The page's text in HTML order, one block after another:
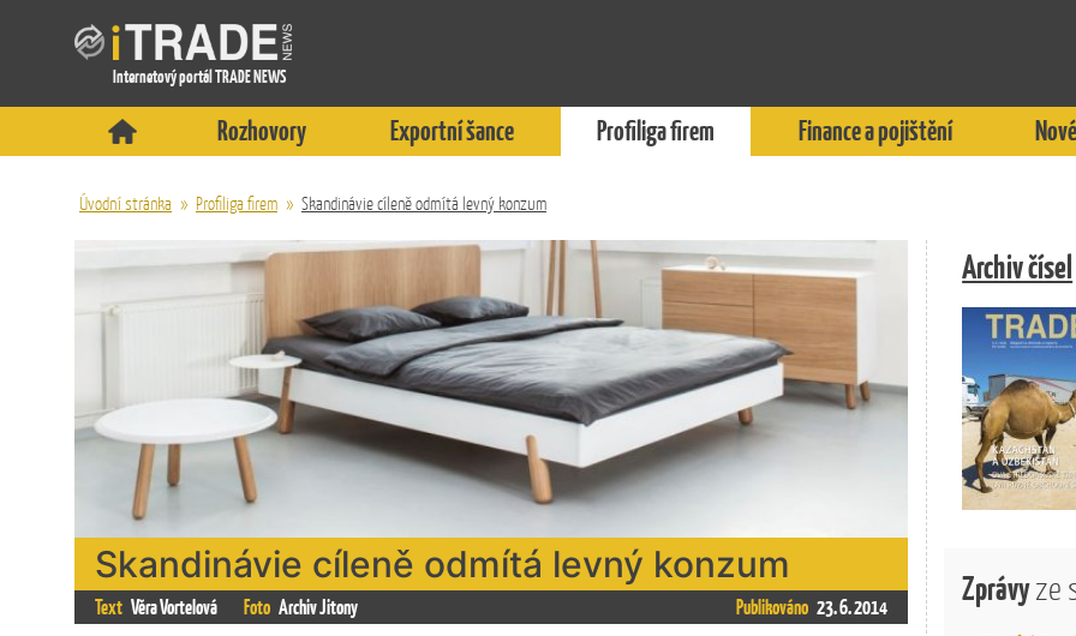
Internetový portál TRADE NEWS
Rozhovory Exportní šance Profiliga firem Finance a pojištění
Úvodní stránka » Profiliga firem » Skandinávie cíleně odmítá levný konzum
Skandinávie cíleně odmítá levný konzum
Text Věra Vortelová Foto Archiv Jitony Publikováno 23. 6. 2014
Archiv čísel
Zprávyze